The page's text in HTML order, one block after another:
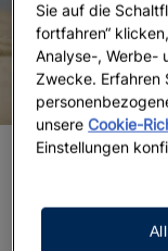
Wann kann ich mit meinem Baby im Meer
Den
Sie auf die
fortfahren“
Analyse-, Werbe-
Zwecke. Erfahren
unsereCookie-
Einstellungen